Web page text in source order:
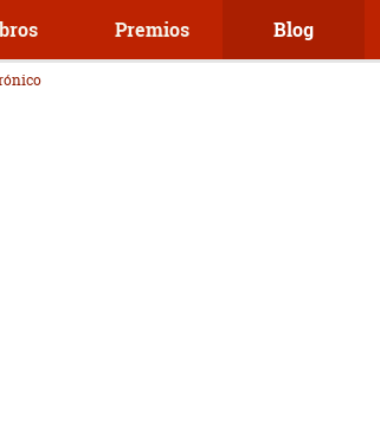
Premios Blog